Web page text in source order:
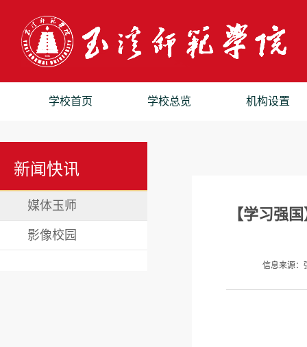
学校首页 学校总览 机构设置
新闻快讯
媒体玉师
影像校园
【学习强
信息来源：